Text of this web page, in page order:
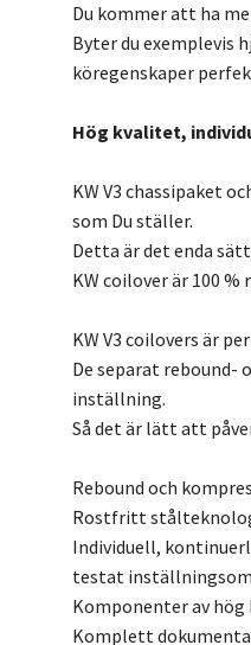
Du kommer att ha
Byter du exemplevis
köregenskaper
Hög kvalitet,
KW V3 chassipaket
som Du ställer.
Detta är det enda
KW coilover är 100
KW V3 coilovers är
De separat
inställning.
Så det är lätt att
Rebound och
Rostfritt
Individuell,
testat
Komponenter av
Komplett